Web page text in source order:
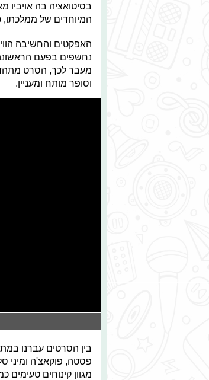
המיוחדים של
האפקטים והחשיבה
נחשפים בפעם
מעבר לכך, הסרט
וסופר מותח ומעניין.
פסטה, פוקאצ'ה ומיני
מגוון קינוחים